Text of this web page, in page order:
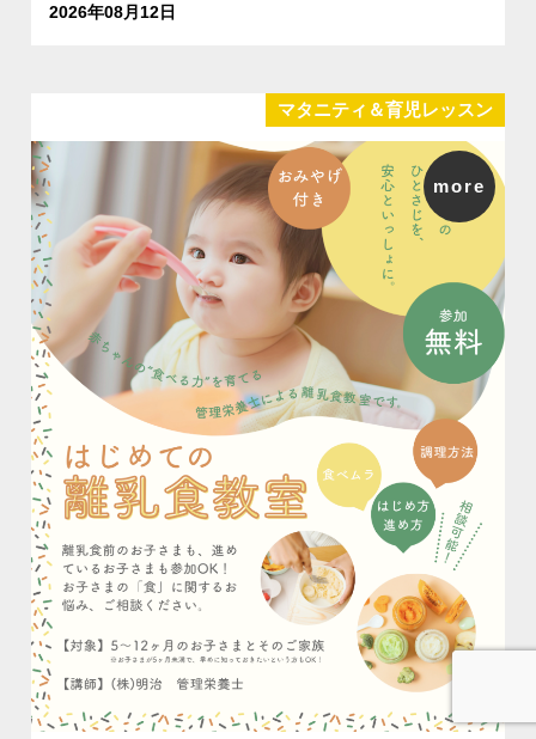
2026年08月12日
マタニティ＆育児レッスン
more
お問合せ 資料請求